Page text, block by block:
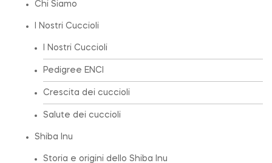
Chi Siamo
I Nostri Cuccioli
I Nostri Cuccioli
Pedigree ENCI
Crescita dei cuccioli
Salute dei cuccioli
Shiba Inu
Storia e origini dello Shiba Inu